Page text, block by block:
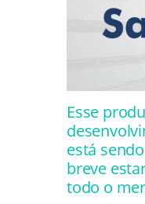
Esse
está
breve
todo o